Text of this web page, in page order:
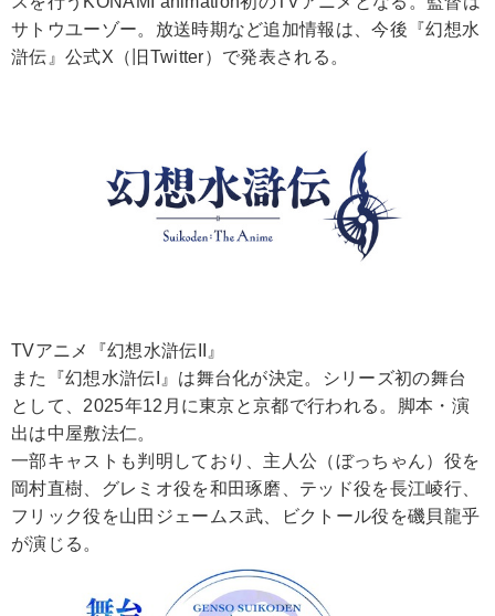
サトウユーゾー。放送時期など追加情報は、今後『幻想水
滸伝』公式X（旧Twitter）で発表される。
TVアニメ『幻想水滸伝II』
また『幻想水滸伝I』は舞台化が決定。シリーズ初の舞台
として、2025年12月に東京と京都で行われる。脚本・演
出は中屋敷法仁。
一部キャストも判明しており、主人公（ぼっちゃん）役を
岡村直樹、グレミオ役を和田琢磨、テッド役を長江崚行、
フリック役を山田ジェームス武、ビクトール役を磯貝龍乎
が演じる。